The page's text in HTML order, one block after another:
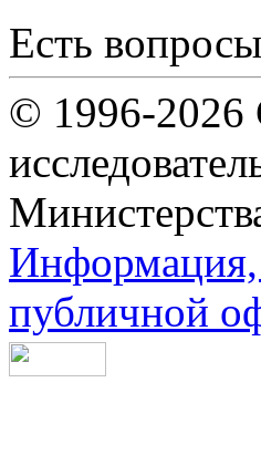
Есть
© 1996-2026
Информация,
публичной